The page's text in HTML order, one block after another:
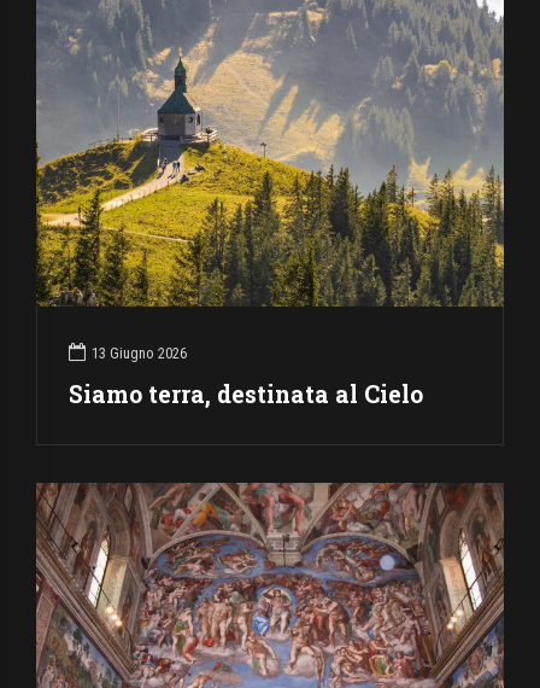
13 Giugno 2026
Siamo terra, destinata al Cielo